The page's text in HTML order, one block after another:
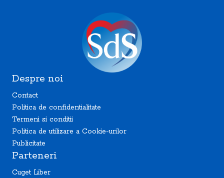
Despre noi
Contact
Politica de confidentialitate
Termeni si conditii
Politica de utilizare a Cookie-urilor
Publicitate
Parteneri
Cuget Liber